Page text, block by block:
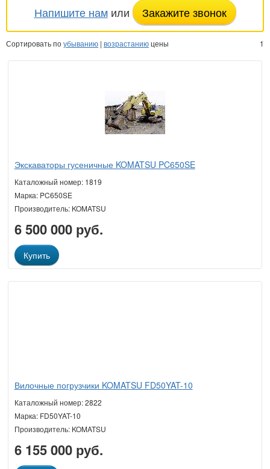
Напишите намили Закажите звонок
Сортировать поубыванию | возрастаниюцены 1
Экскаваторы гусеничные KOMATSU PC650SE
Каталожный номер: 1819
Марка: PC650SE
Производитель: KOMATSU
6 500 000 руб.
Купить
Вилочные погрузчики KOMATSU FD50YAT-10
Каталожный номер: 2822
Марка: FD50YAT-10
Производитель: KOMATSU
6 155 000 руб.